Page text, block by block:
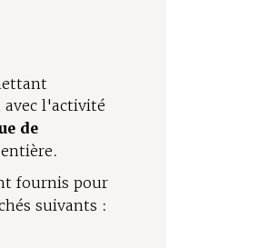
avec l'activité
de
entière.
fournis pour
suivants :